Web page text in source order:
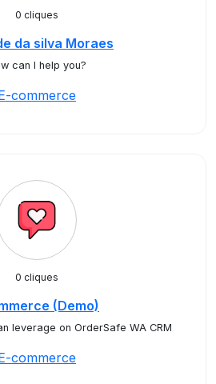
0 cliques
da silva Moraes
can I help you?
commerce
0 cliques
(Demo)
leverage on OrderSafe WA CRM
commerce